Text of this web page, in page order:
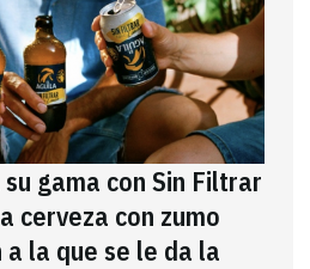
gama con Sin Filtrar
cerveza con zumo
la que se le da la